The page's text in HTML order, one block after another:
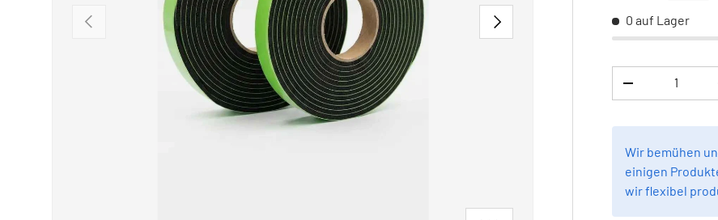
VORHERIGE NÄCHSTE 0 auf Lager
MENGE
Wir bemühen
einigen
wir flexibel